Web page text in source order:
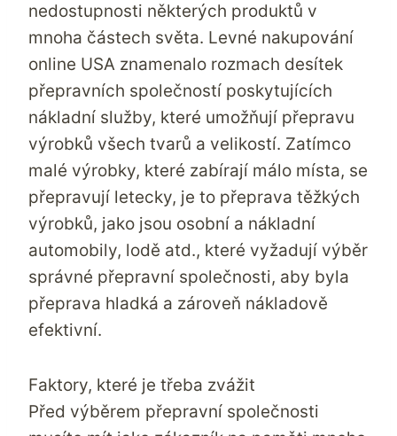
nedostupnosti některých produktů v
mnoha částech světa. Levné nakupování
online USA znamenalo rozmach desítek
přepravních společností poskytujících
nákladní služby, které umožňují přepravu
výrobků všech tvarů a velikostí. Zatímco
malé výrobky, které zabírají málo místa, se
přepravují letecky, je to přeprava těžkých
výrobků, jako jsou osobní a nákladní
automobily, lodě atd., které vyžadují výběr
správné přepravní společnosti, aby byla
přeprava hladká a zároveň nákladově
efektivní.
Faktory, které je třeba zvážit
Před výběrem přepravní společnosti